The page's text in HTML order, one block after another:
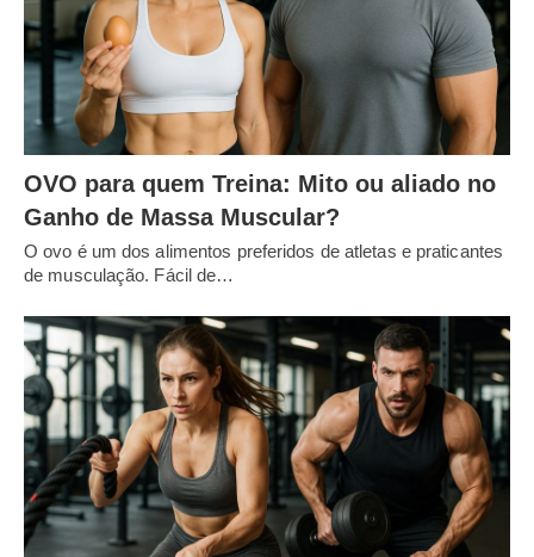
OVO para quem Treina: Mito ou aliado no
Ganho de Massa Muscular?
O ovo é um dos alimentos preferidos de atletas e praticantes
de musculação. Fácil de…